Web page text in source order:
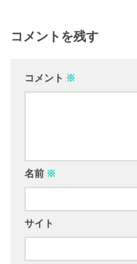
コメントを残す
コメント ※
名前 ※
サイト